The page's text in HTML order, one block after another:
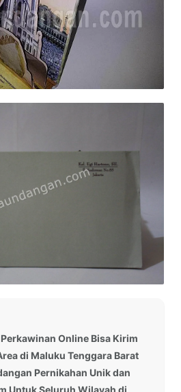
Online Bisa Kirim
di Maluku Tenggara Barat
Pernikahan Unik dan
Untuk Seluruh Wilayah di